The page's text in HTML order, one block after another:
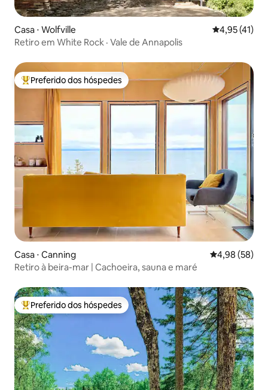
Casa ⋅ Wolfville 4,95 de uma
4,95 (41)
Retiro em White Rock · Vale de Annapolis
Entre os melhores preferidos dos hóspedes
Preferido dos hóspedes
Casa ⋅ Canning 4,98 de uma
4,98 (58)
Retiro à beira-mar | Cachoeira, sauna e maré
Entre os melhores preferidos dos hóspedes
Preferido dos hóspedes